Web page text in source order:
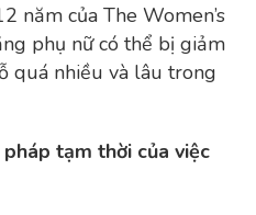
năm của The Women’s
phụ nữ có thể bị giảm
quá nhiều và lâu trong
tạm thời của việc